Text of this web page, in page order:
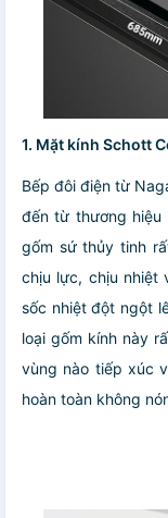
1. Mặt kính Schott
Bếp đôi điện từ
đến từ thương
gốm sứ thủy tinh
chịu lực, chịu nhiệt
sốc nhiệt đột ngột
loại gốm kính này
vùng nào tiếp xúc
hoàn toàn không